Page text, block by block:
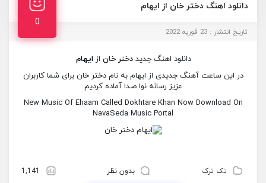
دانلود اهنگ دختر خان از ایهام
0
تاریخ انتشار : 23 فوریه 2022
دانلود اهنگ جدید دختر خان از ایهام
در این ساعت آهنگ جدیدی از ایهام به نام دختر خان برای شما کاربران
عزیز رسانه نوا صدا آماده کردیم
New Music Of Ehaam Called Dokhtare Khan Now Download On
NavaSeda Music Portal
تک ترک بدون نظر 1,141